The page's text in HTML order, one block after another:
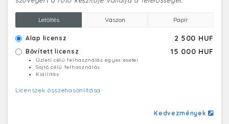
Letöltés Vászon Papír
Alap licensz 2 500 HUF
Bővített licensz 15 000 HUF
Üzleti célú felhasználás egyes esetei
Sajtó célú felhasználás
Kiállítás
Licenszek összehasonlítása
Kedvezmények